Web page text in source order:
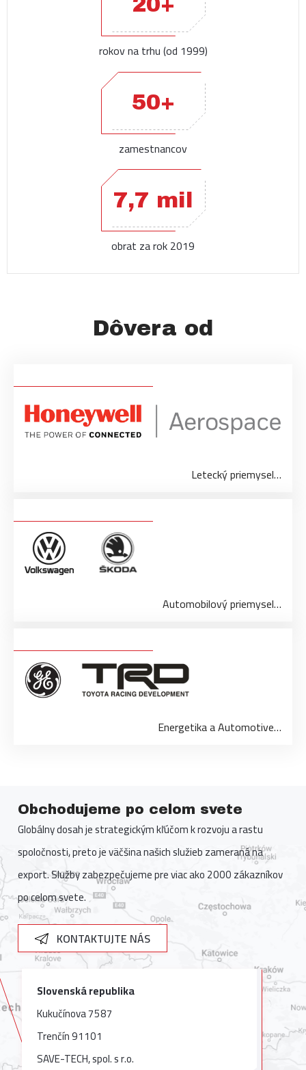
rokov na trhu (od 1999)
50+
zamestnancov
7,7 mil
obrat za rok 2019
Dôvera od
Letecký priemysel…
Automobilový priemysel…
Energetika a Automotive…
Obchodujeme po celom svete
Globálny dosah je strategickým kľúčom k rozvoju a rastu
spoločnosti, preto je väčšina našich služieb zameraná na
export. Služby zabezpečujeme pre viac ako 2000 zákazníkov
po celom svete.
KONTAKTUJTE NÁS
Slovenská republika
Kukučínova 7587
Trenčín 91101
SAVE-TECH, spol. s r.o.